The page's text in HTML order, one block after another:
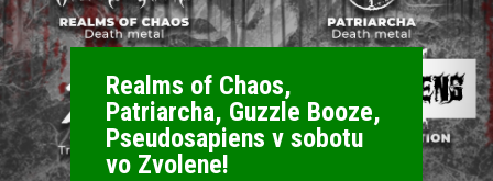
Realms of Chaos,
Patriarcha, Guzzle Booze,
Pseudosapiens v sobotu
vo Zvolene!